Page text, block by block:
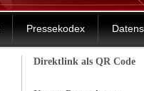
Pressekodex
Direktlink als QR Code